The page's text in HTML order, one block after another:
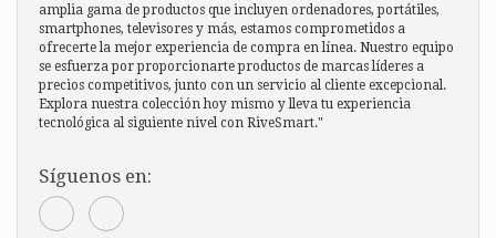
amplia gama de productos que incluyen ordenadores, portátiles,
smartphones, televisores y más, estamos comprometidos a
ofrecerte la mejor experiencia de compra en línea. Nuestro equipo
se esfuerza por proporcionarte productos de marcas líderes a
precios competitivos, junto con un servicio al cliente excepcional.
Explora nuestra colección hoy mismo y lleva tu experiencia
tecnológica al siguiente nivel con RiveSmart."
Síguenos en: